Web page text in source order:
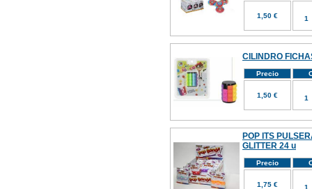
1,50 €
CILINDRO
Precio
1,50 €
POP ITS
GLITTER 24 u
Precio
1,75 €